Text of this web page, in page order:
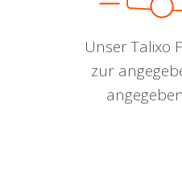
Unser Talixo
zur